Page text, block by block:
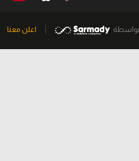
بواسطة اعلن معنا